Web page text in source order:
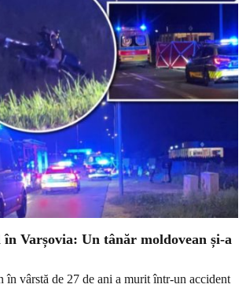
Varșovia: Un tânăr moldovean și-a
în vârstă de 27 de ani a murit într-un accident